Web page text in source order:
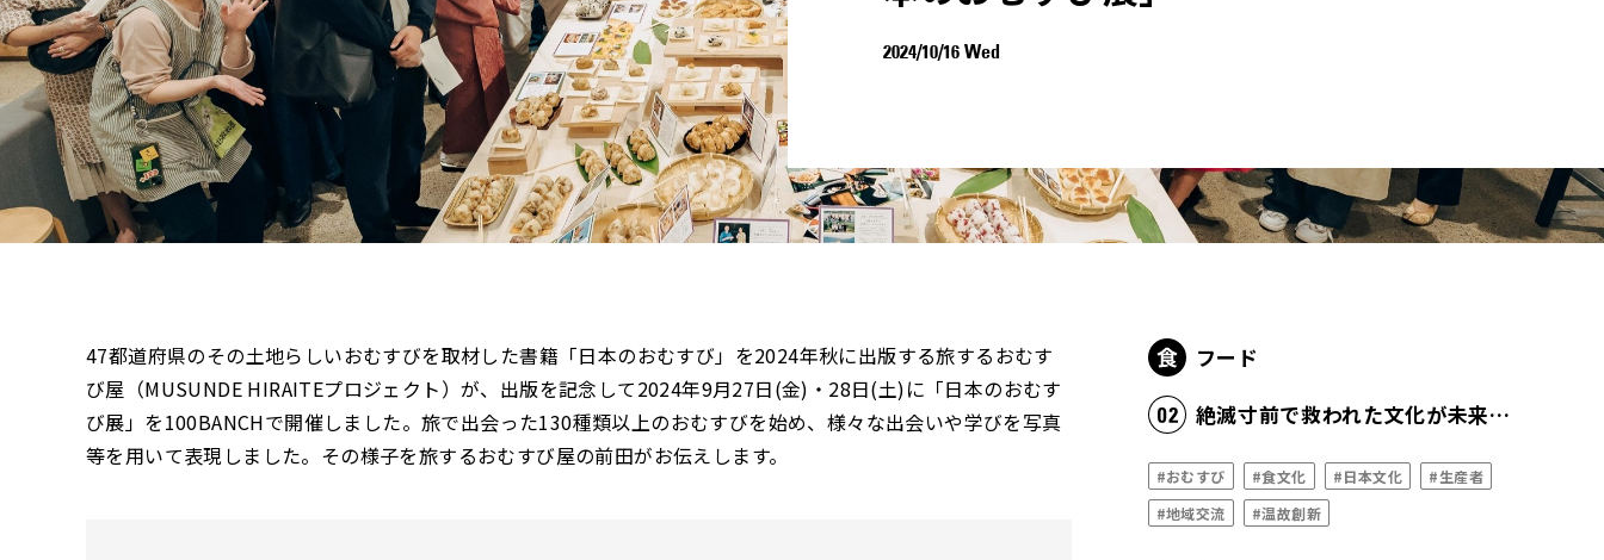
2024/10/16 Wed
47都道府県のその土地らしいおむすびを取材した書籍「日本のおむすび」を2024年秋に出版する旅するおむす
び屋（MUSUNDE HIRAITEプロジェクト）が、出版を記念して2024年9月27日(金)・28日(土)に「日本のおむす
び展」を100BANCHで開催しました。旅で出会った130種類以上のおむすびを始め、様々な出会いや学びを写真
等を用いて表現しました。その様子を旅するおむすび屋の前田がお伝えします。
フード
絶滅寸前で救われた文化が未来の豊かさの源泉になる
#おむすび #食文化 #日本文化
#生産者
#地域交流
#温故創新